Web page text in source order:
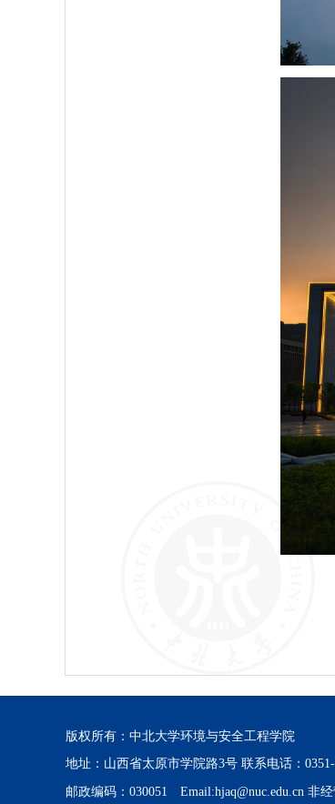
版权所有：中北大学环境与安全工程学院
地址：山西省太原市学院路3号 联系电话：0351-
邮政编码：030051 Email:hjaq@nuc.edu.cn 非